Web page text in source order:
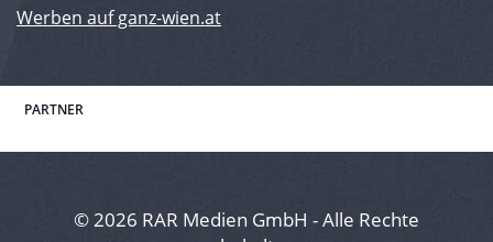
Werben auf ganz-wien.at
PARTNER
© 2026 RAR Medien GmbH - Alle Rechte